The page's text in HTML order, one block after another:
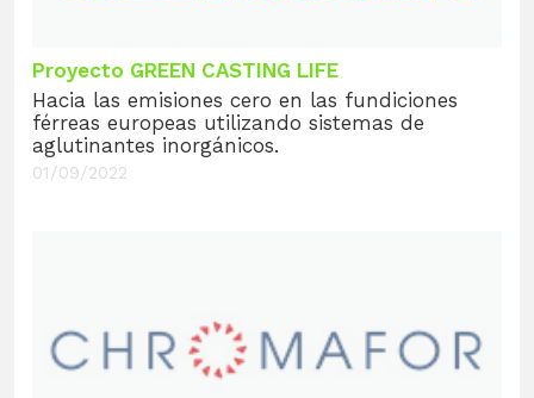
Proyecto GREEN CASTING LIFE
Hacia las emisiones cero en las fundiciones
férreas europeas utilizando sistemas de
aglutinantes inorgánicos.
01/09/2022